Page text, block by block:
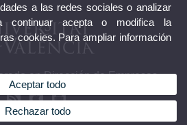
en Dirección de Empresas
a las redes sociales o analizar
continuar acepta o modifica la
cookies. Para ampliar información
Aceptar todo
Rechazar todo